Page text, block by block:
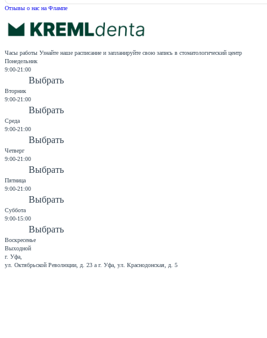
Отзывы о нас на Флампе
Часы работы Узнайте наше расписание и запланируйте свою запись в стоматологический центр
Понедельник
9:00-21:00
Выбрать
Вторник
9:00-21:00
Выбрать
Среда
9:00-21:00
Выбрать
Четверг
9:00-21:00
Выбрать
Пятница
9:00-21:00
Выбрать
Суббота
9:00-15:00
Выбрать
Воскресенье
Выходной
г. Уфа,
ул. Октябрьской Революции, д. 23 а г. Уфа, ул. Краснодонская, д. 5